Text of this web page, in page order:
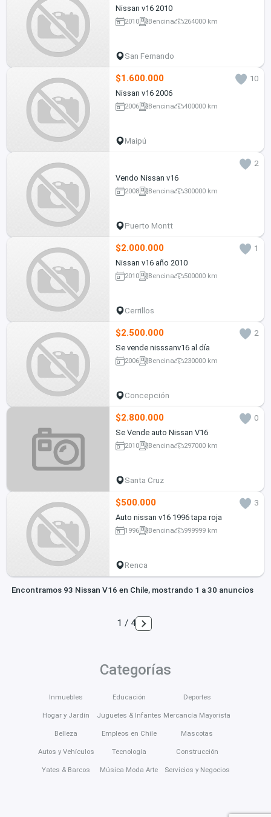
Nissan v16 2010
2010 Bencina 264000 km
San Fernando
$1.600.000
10
Nissan v16 2006
2006 Bencina 400000 km
Maipú
2
Vendo Nissan v16
2008 Bencina 300000 km
Puerto Montt
$2.000.000
1
Nissan v16 año 2010
2010 Bencina 500000 km
Cerrillos
$2.500.000
2
Se vende nisssanv16 al día
2006 Bencina 230000 km
Concepción
$2.800.000
0
Se Vende auto Nissan V16
2010 Bencina 297000 km
Santa Cruz
$500.000
3
Auto nissan v16 1996 tapa roja
1996 Bencina 999999 km
Renca
Encontramos 93 Nissan V16 en Chile, mostrando 1 a 30 anuncios
1 / 4
Categorías
Inmuebles
Hogar y Jardín
Belleza
Autos y Vehículos
Yates & Barcos
Educación
Juguetes & Infantes
Empleos en Chile
Tecnología
Música Moda Arte
Deportes
Mercancía Mayorista
Mascotas
Construcción
Servicios y Negocios